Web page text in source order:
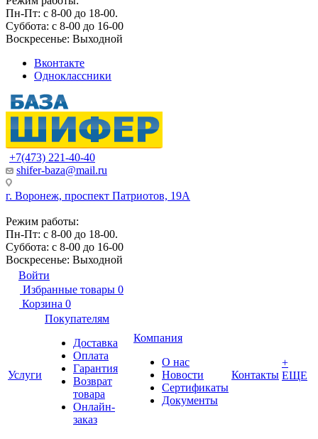
Пн-Пт: с 8-00 до 18-00.
Суббота: с 8-00 до 16-00
Воскресенье: Выходной
Вконтакте
Одноклассники
+7(473) 221-40-40
shifer-baza@mail.ru
г. Воронеж, проспект Патриотов, 19А
Режим работы:
Пн-Пт: с 8-00 до 18-00.
Суббота: с 8-00 до 16-00
Воскресенье: Выходной
Войти
Избранные товары 0
Корзина 0
Услуги
Покупателям
Доставка
Оплата
Гарантия
Возврат
товара
Онлайн-
заказ
Компания
О нас
Новости
Сертификаты
Документы
Контакты
+
ЕЩЕ